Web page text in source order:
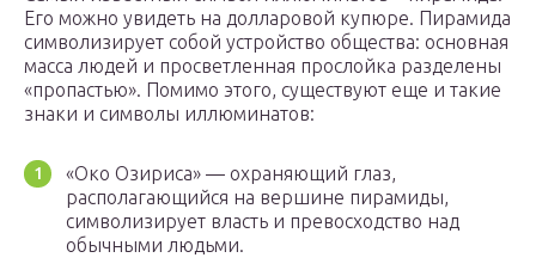
Его можно увидеть на долларовой купюре. Пирамида
символизирует собой устройство общества: основная
масса людей и просветленная прослойка разделены
«пропастью». Помимо этого, существуют еще и такие
знаки и символы иллюминатов:
«Око Озириса» — охраняющий глаз,
располагающийся на вершине пирамиды,
символизирует власть и превосходство над
обычными людьми.